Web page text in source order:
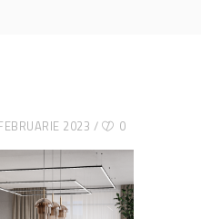
2023 0